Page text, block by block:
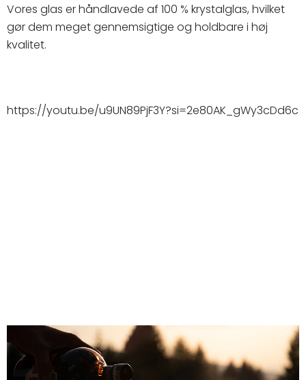
Vores glas er håndlavede af 100 % krystalglas, hvilket
gør dem meget gennemsigtige og holdbare i høj
kvalitet.
https://youtu.be/u9UN89PjF3Y?si=2e80AK_gWy3cDd6c